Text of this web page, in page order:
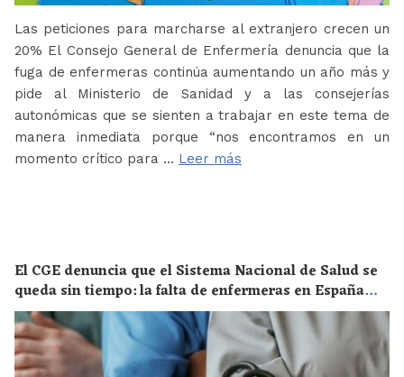
Las peticiones para marcharse al extranjero crecen un
20% El Consejo General de Enfermería denuncia que la
fuga de enfermeras continúa aumentando un año más y
pide al Ministerio de Sanidad y a las consejerías
autonómicas que se sienten a trabajar en este tema de
manera inmediata porque “nos encontramos en un
momento crítico para … Leer más
El CGE denuncia que el Sistema Nacional de Salud se
queda sin tiempo: la falta de enfermeras en España
supone un riesgo enorme para la salud de toda la
población